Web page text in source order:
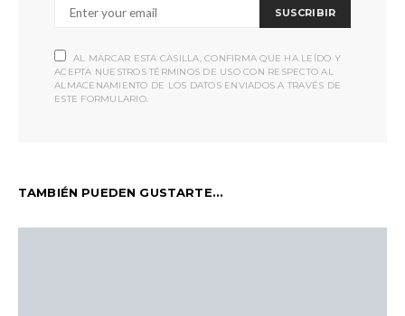
SUSCRIBIR
AL MARCAR ESTA CASILLA, CONFIRMA QUE HA LEÍDO Y
ACEPTA NUESTROS TÉRMINOS DE USO CON RESPECTO AL
ALMACENAMIENTO DE LOS DATOS ENVIADOS A TRAVÉS DE
ESTE FORMULARIO.
TAMBIÉN PUEDEN GUSTARTE...